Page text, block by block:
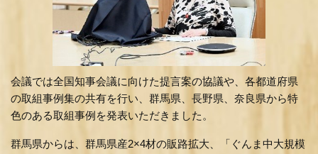
会議では全国知事会議に向けた提⾔案の協議や、各都道府県
の取組事例集の共有を⾏い、群馬県、長野県、奈良県から特
色のある取組事例を発表いただきました。
群馬県からは、群馬県産2×4材の販路拡大、「ぐんま中大規模